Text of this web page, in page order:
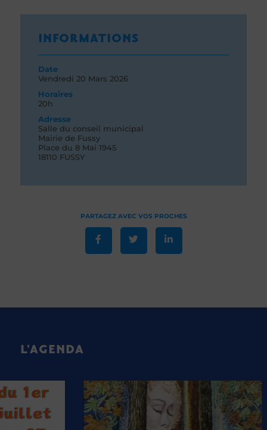
INFORMATIONS
Date
Vendredi 20 Mars 2026
Horaires
20h
Adresse
Salle du conseil municipal
Mairie de Fussy
Place du 8 Mai 1945
18110 FUSSY
L'AGENDA